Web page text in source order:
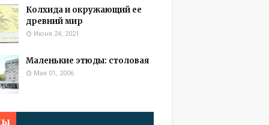
Колхида и окружающий ее
древний мир
Июня 24, 2021
Маленькие этюды: столовая
Мая 01, 2006